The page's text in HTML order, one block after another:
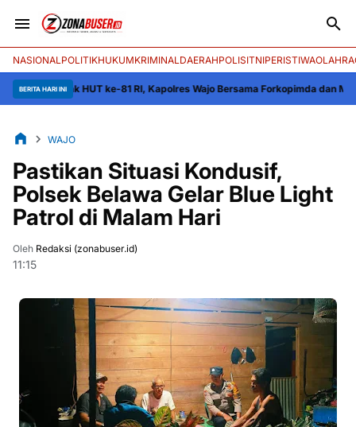
NASIONALPOLITIKHUKUMKRIMINALDAERAHPOLISITNIPERISTIWA
BERITA HARI INI
HUT ke-81 RI, Kapolres Wajo Bersama Forkopimda dan Masyarakat
WAJO
Pastikan Situasi Kondusif,
Polsek Belawa Gelar Blue Light
Patrol di Malam Hari
Oleh Redaksi (zonabuser.id)
11:15